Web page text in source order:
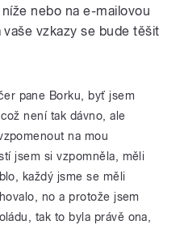
nebo na e-mailovou
vaše vzkazy se bude těšit
pane Borku, byť jsem
není tak dávno, ale
na mou
jsem si vzpomněla, měli
každý jsme se měli
no a protože jsem
tak to byla právě ona,